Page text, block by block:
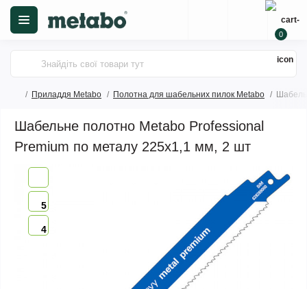
0
Приладдя Metabo Полотна для шабельних пилок Metabo
Шабельне полотно Metabo Professional
Premium по металу 225х1,1 мм, 2 шт
5
4